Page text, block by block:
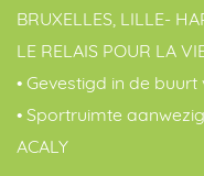
BRUXELLES, LILLE-
LE RELAIS POUR LA
• Gevestigd in de
• Sportruimte
ACALY